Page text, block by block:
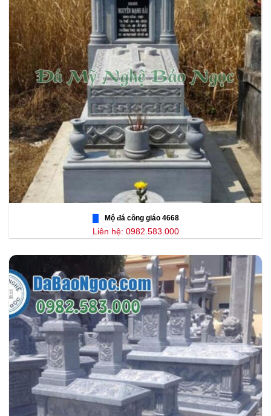
Mộ đá công giáo 4668
Liên hệ: 0982.583.000